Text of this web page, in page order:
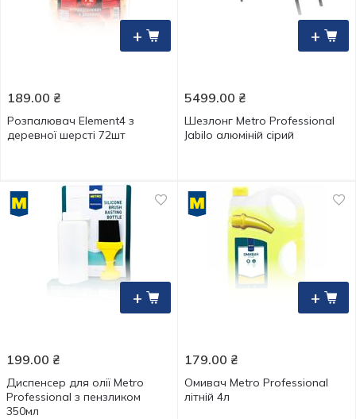
+
189.00 ₴
Розпалювач Element4 з
деревної шерсті 72шт
+
5499.00 ₴
Шезлонг Metro Professional
Jabilo алюміній сірий
+
199.00 ₴
Диспенсер для олії Metro
Professional з пензликом
350мл
+
179.00 ₴
Омивач Metro Professional
літній 4л